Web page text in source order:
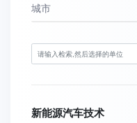
城市
新能源汽车技术